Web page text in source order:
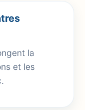
la
et les